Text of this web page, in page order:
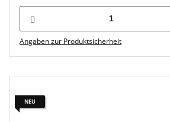
Angaben zur Produktsicherheit
NEU